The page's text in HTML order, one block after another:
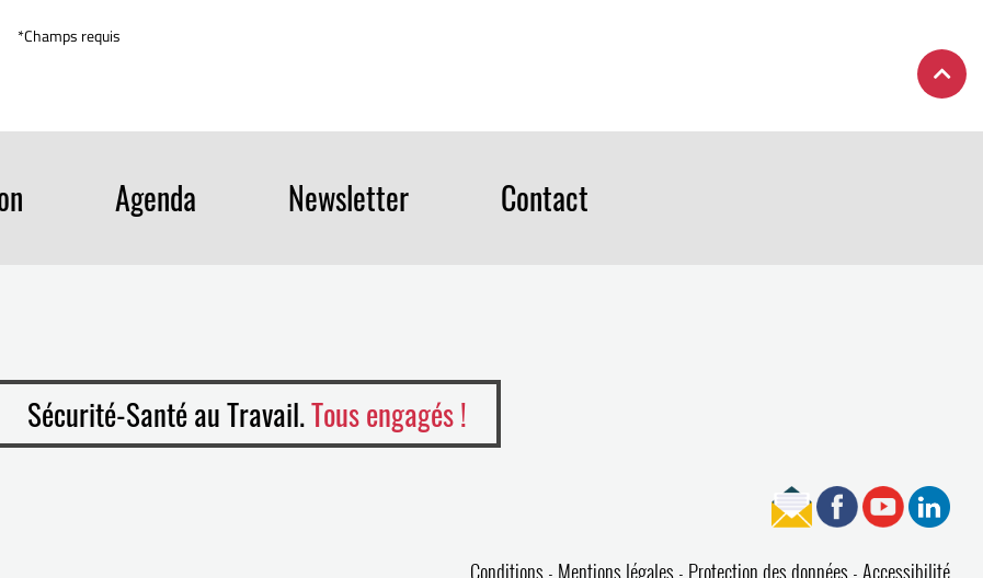
*Champs requis
Agenda Newsletter Contact
Sécurité-Santé au Travail.Tous engagés !
Conditions Mentions légales Protection des données Accessibilité